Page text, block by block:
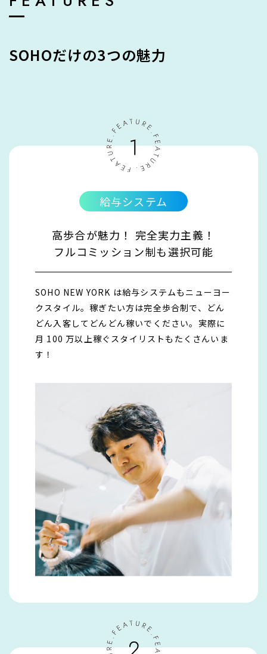
SOHOだけの3つの魅⼒
給与システム
高歩合が魅力！ 完全実力主義！
フルコミッション制も選択可能
SOHO NEW YORK は給与システムもニューヨー
クスタイル。稼ぎたい方は完全歩合制で、どん
どん入客してどんどん稼いでください。実際に
月 100 万以上稼ぐスタイリストもたくさんいま
す！